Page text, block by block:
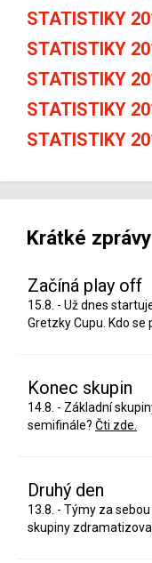
STATISTIKY
STATISTIKY
STATISTIKY
STATISTIKY
STATISTIKY
Krátké zprávy
Začíná play off
15.8. - Už dnes
Gretzky Cupu. Kdo
Konec skupin
14.8. - Základní
semifinále? Čti zde.
Druhý den
13.8. - Týmy za
skupiny